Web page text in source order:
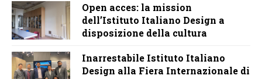
Open acces: la mission
dell’Istituto Italiano Design a
disposizione della cultura
Inarrestabile Istituto Italiano
Design alla Fiera Internazionale di